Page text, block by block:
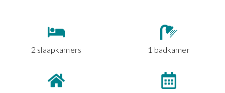
2 slaapkamers 1 badkamer